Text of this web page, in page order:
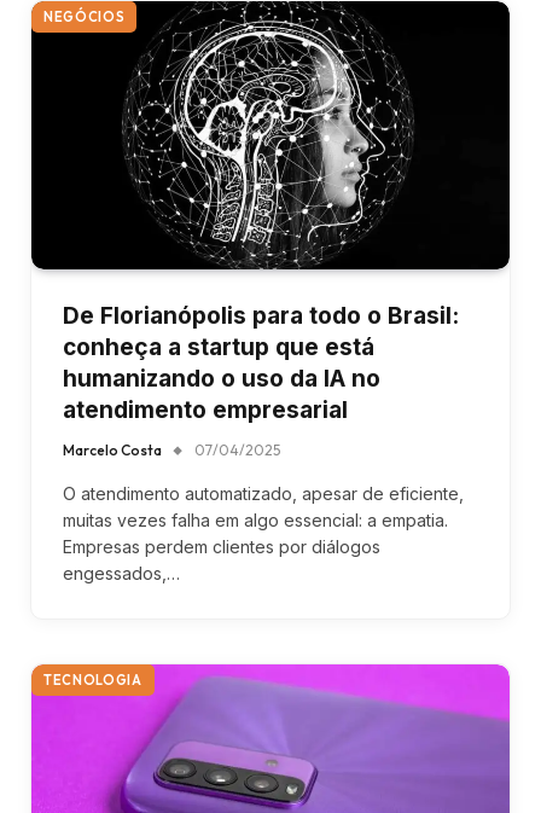
NEGÓCIOS
De Florianópolis para todo o Brasil:
conheça a startup que está
humanizando o uso da IA no
atendimento empresarial
Marcelo Costa 07/04/2025
O atendimento automatizado, apesar de eficiente,
muitas vezes falha em algo essencial: a empatia.
Empresas perdem clientes por diálogos
engessados,…
TECNOLOGIA